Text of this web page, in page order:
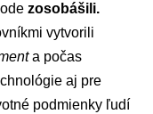
zosobášili.
vytvorili
a počas
aj pre
podmienky ľudí